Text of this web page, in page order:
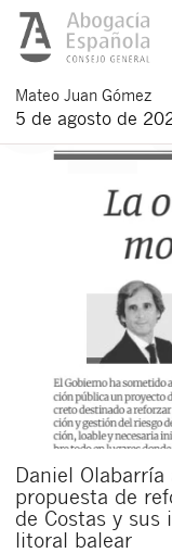
Mateo Juan Gómez
5 de agosto de
Daniel
propuesta de
de Costas y
litoral balear